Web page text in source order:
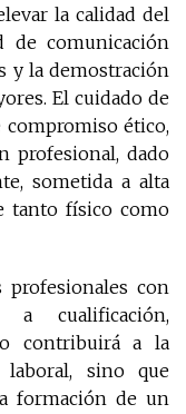
la calidad del
de comunicación
y la demostración
El cuidado de
ético,
profesional, dado
sometida a alta
tanto físico como
profesionales con
cualificación,
contribuirá a la
laboral, sino que
formación de un